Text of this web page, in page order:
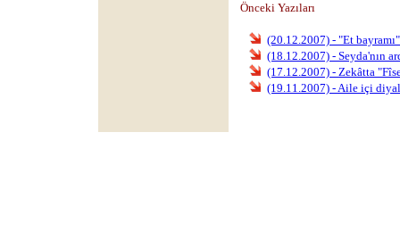
Önceki Yazıları
(20.12.2007) - "Et
(18.12.2007) - Seyda'nın
(17.12.2007) - Zekâtta
(19.11.2007) - Aile içi